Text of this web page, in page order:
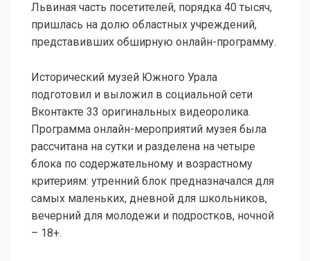
Львиная часть посетителей, порядка 40 тысяч,
пришлась на долю областных учреждений,
представивших обширную онлайн-программу.
Исторический музей Южного Урала
подготовил и выложил в социальной сети
Вконтакте 33 оригинальных видеоролика.
Программа онлайн-мероприятий музея была
рассчитана на сутки и разделена на четыре
блока по содержательному и возрастному
критериям: утренний блок предназначался для
самых маленьких, дневной для школьников,
вечерний для молодежи и подростков, ночной
– 18+.